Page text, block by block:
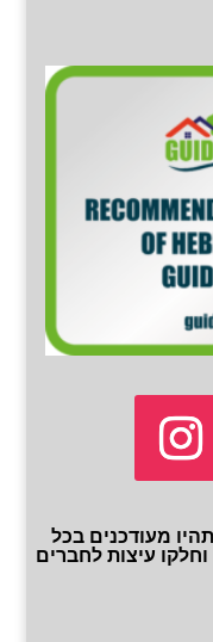
מעודכנים בכל
עיצות לחברים